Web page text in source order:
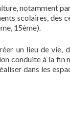
notamment
scolaires, des
15ème).
un lieu de vie,
conduite à la fin
dans les